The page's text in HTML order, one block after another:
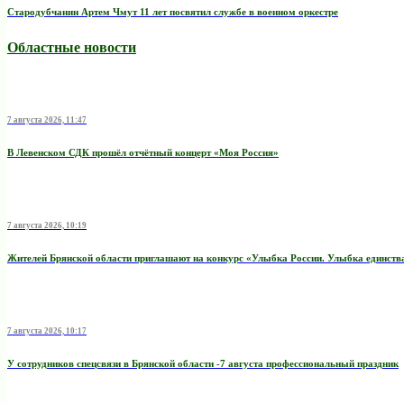
Стародубчанин Артем Чмут 11 лет посвятил службе в военном оркестре
Областные новости
7 августа 2026, 11:47
В Левенском СДК прошёл отчётный концерт «Моя Россия»
7 августа 2026, 10:19
Жителей Брянской области приглашают на конкурс «Улыбка России. Улыбка
7 августа 2026, 10:17
У сотрудников спецсвязи в Брянской области -7 августа профессиональный праздник